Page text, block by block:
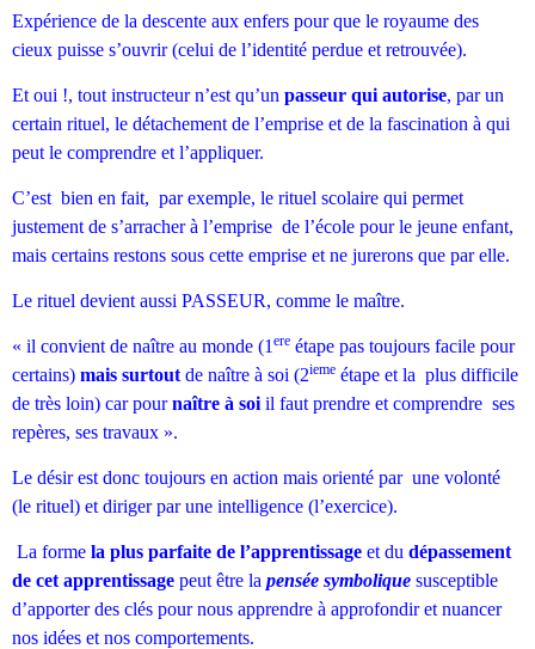
Expérience de la descente aux enfers pour que le royaume des
cieux puisse s’ouvrir (celui de l’identité perdue et retrouvée).
Et oui !, tout instructeur n’est qu’un passeur qui autorise, par un
certain rituel, le détachement de l’emprise et de la fascination à qui
peut le comprendre et l’appliquer.
C’est bien en fait, par exemple, le rituel scolaire qui permet
justement de s’arracher à l’emprise de l’école pour le jeune enfant,
mais certains restons sous cette emprise et ne jurerons que par elle.
Le rituel devient aussi PASSEUR, comme le maître.
« il convient de naître au monde (1 ere étape pas toujours facile pour
certains) mais surtout de naître à soi (2ieme étape et la plus difficile
de très loin) car pournaître à soi il faut prendre et comprendre ses
repères, ses travaux ».
Le désir est donc toujours en action mais orienté par une volonté
(le rituel) et diriger par une intelligence (l’exercice).
La forme la plus parfaite de l’apprentissage et du dépassement
de cet apprentissage peut être la pensée symbolique susceptible
d’apporter des clés pour nous apprendre à approfondir et nuancer
nos idées et nos comportements.